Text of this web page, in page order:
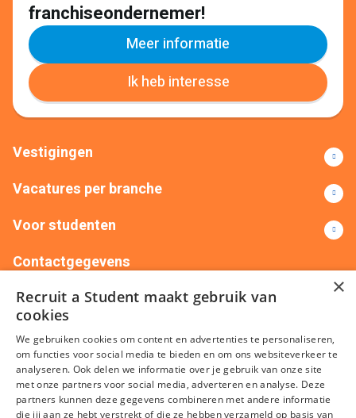
franchiseondernemer!
Meer informatie
Ik heb interesse
Vestigingen
Vacatures per branche
Voor studenten
Contactgegevens
+31(0)88 522 00 76
info@recruitastudent.nl
Alle vestigingen
×
Recruit a Student maakt gebruik van
cookies
We gebruiken cookies om content en advertenties te personaliseren,
om functies voor social media te bieden en om ons websiteverkeer te
analyseren. Ook delen we informatie over je gebruik van onze site
met onze partners voor social media, adverteren en analyse. Deze
partners kunnen deze gegevens combineren met andere informatie
die jij aan ze hebt verstrekt of die ze hebben verzameld op basis van